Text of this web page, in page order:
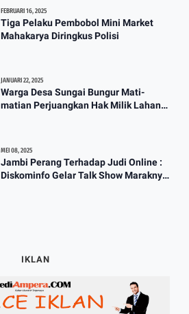
FEBRUARI 16, 2025
Tiga Pelaku Pembobol Mini Market
Mahakarya Diringkus Polisi
JANUARI 22, 2025
Warga Desa Sungai Bungur Mati-
matian Perjuangkan Hak Milik Lahan
MEI 08, 2025
Jambi Perang Terhadap Judi Online :
Diskominfo Gelar Talk Show Maraknya
IKLAN